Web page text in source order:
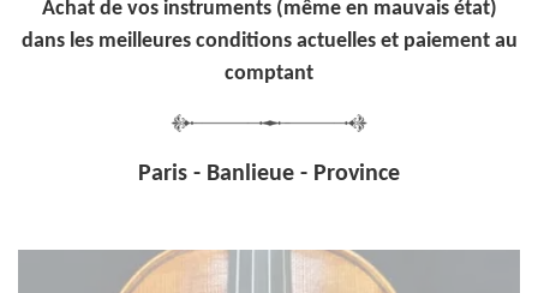
Achat de vos instruments (même en mauvais état)
dans les meilleures conditions actuelles et paiement au
comptant
Paris - Banlieue - Province